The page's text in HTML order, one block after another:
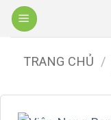
Bỏ
qua
TRANG CHỦ /